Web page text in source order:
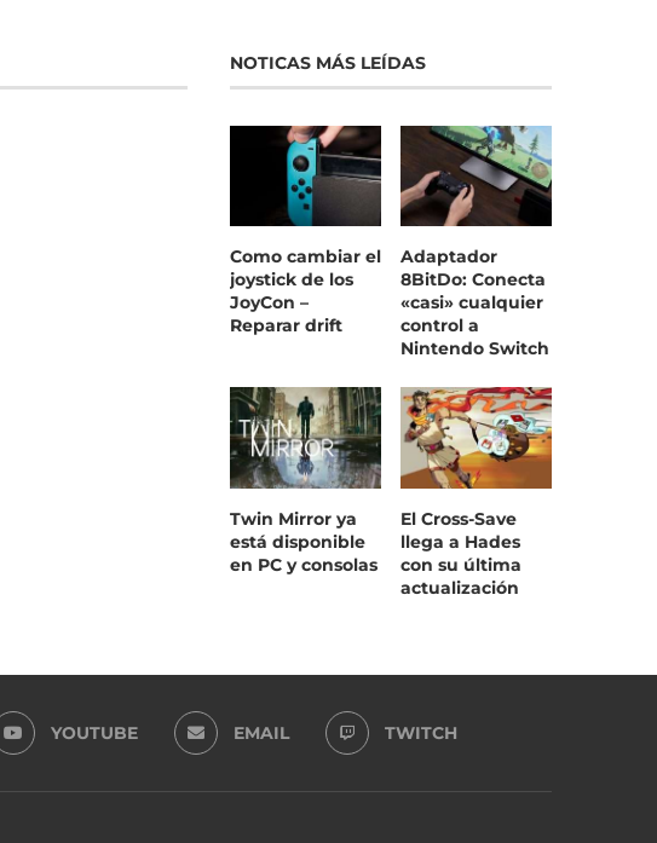
NOTICAS MÁS LEÍDAS
Como cambiar el
joystick de los
JoyCon –
Reparar drift
Adaptador
8BitDo: Conecta
«casi» cualquier
control a
Nintendo Switch
Twin Mirror ya
está disponible
en PC y consolas
El Cross-Save
llega a Hades
con su última
actualización
YOUTUBE EMAIL TWITCH